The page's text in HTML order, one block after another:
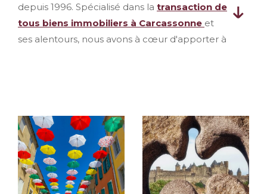
depuis 1996. Spécialisé dans la transaction de
tous biens immobiliers à Carcassonne et
ses alentours, nous avons à cœur d'apporter à
marché immobilier de Carcassonne et sa
région, vous apporte les meilleurs conseils
dans l'orientation et le choix de votre projet.
Un réseau publicitaire des plus important,